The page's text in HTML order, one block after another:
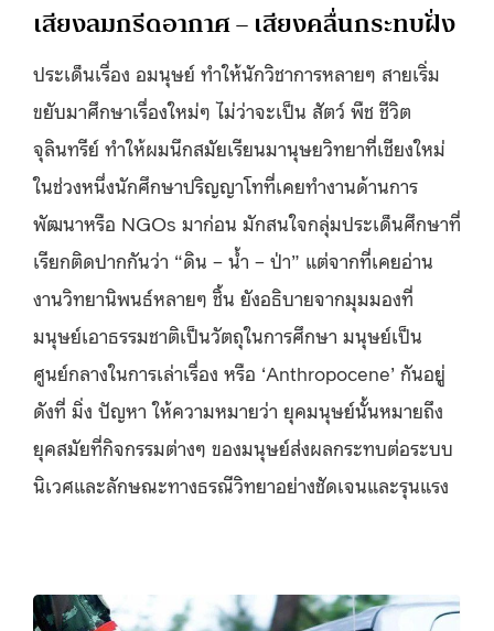
เสียงลมกรีดอากาศ – เสียงคลื่นกระทบฝั่ง
ประเด็นเรื่อง อมนุษย์ ทำให้นักวิชาการหลายๆ สายเริ่ม
ขยับมาศึกษาเรื่องใหม่ๆ ไม่ว่าจะเป็น สัตว์ พืช ชีวิต
จุลินทรีย์ ทำให้ผมนึกสมัยเรียนมานุษยวิทยาที่เชียงใหม่
ในช่วงหนึ่งนักศึกษาปริญญาโทที่เคยทำงานด้านการ
พัฒนาหรือ NGOs มาก่อน มักสนใจกลุ่มประเด็นศึกษาที่
เรียกติดปากกันว่า “ดิน – น้ำ – ป่า” แต่จากที่เคยอ่าน
งานวิทยานิพนธ์หลายๆ ชิ้น ยังอธิบายจากมุมมองที่
มนุษย์เอาธรรมชาติเป็นวัตถุในการศึกษา มนุษย์เป็น
ศูนย์กลางในการเล่าเรื่อง หรือ ‘Anthropocene’ กันอยู่
ดังที่ มิ่ง ปัญหา ให้ความหมายว่า ยุคมนุษย์นั้นหมายถึง
ยุคสมัยที่กิจกรรมต่างๆ ของมนุษย์ส่งผลกระทบต่อระบบ
นิเวศและลักษณะทางธรณีวิทยาอย่างชัดเจนและรุนแรง